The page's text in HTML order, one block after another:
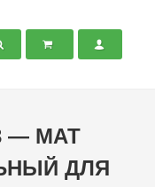
— МАТ
ДЛЯ